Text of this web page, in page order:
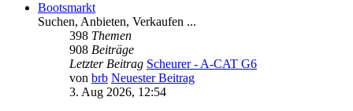
Bootsmarkt
Suchen, Anbieten, Verkaufen ...
398 Themen
908 Beiträge
Letzter Beitrag Scheurer - A-CAT G6
von brb Neuester Beitrag
3. Aug 2026, 12:54